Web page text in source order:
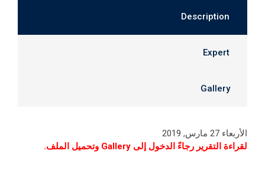
Description
Expert
Gallery
الأربعاء 27 مارس, 2019
لقراءة التقرير رجاءً الدخول إلى Gallery وتحميل الملف.